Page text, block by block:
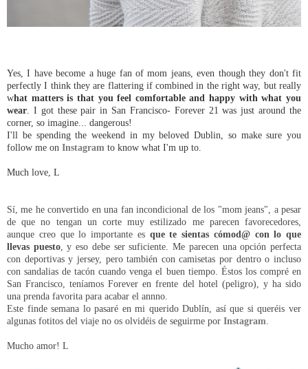
Yes, I have become a huge fan of mom jeans, even though they don't fit
perfectly I think they are flattering if combined in the right way, but really
what matters is that you feel comfortable and happy with what you
wear . I got these pair in San Francisco- Forever 21 was just around the
corner, so imagine... dangerous!
I'll be spending the weekend in my beloved Dublin, so make sure you
follow me on Instagram to know what I'm up to.
Much love, L
Sí, me he convertido en una fan incondicional de los "mom jeans", a pesar
de que no tengan un corte muy estilizado me parecen favorecedores,
aunque creo que lo importante es que te sientas cómod@ con lo que
llevas puesto, y eso debe ser suficiente. Me parecen una opción perfecta
con deportivas y jersey, pero también con camisetas por dentro o incluso
con sandalias de tacón cuando venga el buen tiempo. Éstos los compré en
San Francisco, teníamos Forever en frente del hotel (peligro), y ha sido
una prenda favorita para acabar el annno.
Este finde semana lo pasaré en mi querido Dublín, así que si queréis ver
algunas fotitos del viaje no os olvidéis de seguirme por Instagram
Mucho amor! L